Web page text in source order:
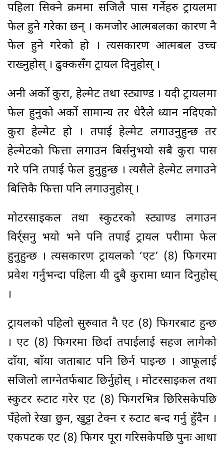
पहिला सिक्ने क्रममा सजिलै पास गर्नेहरु ट्रायलमा
फेल हुने गरेका छन् । कमजोर आत्मबलका कारण नै
फेल हुने गरेको हो । त्यसकारण आत्मबल उच्च
राख्नुहोस् । ढुक्कसँग ट्रायल दिनुहोस् ।
अनी अर्को कुरा, हेल्मेट तथा स्ट्याण्ड । यदी ट्रायलमा
फेल हुनुको अर्को सामान्य तर धेरैले ध्यान नदिएको
कुरा हेल्मेट हो । तपाई हेल्मेट लगाउनुहुन्छ तर
हेल्मेटको फित्ता लगाउन बिर्सनुभयो सबै कुरा पास
गरे पनि तपाई फेल हुनुहुन्छ । त्यसैले हेल्मेट लगाउने
बित्तिकै फित्ता पनि लगाउनुहोस् ।
मोटरसाइकल तथा स्कुटरको स्ट्याण्ड लगाउन
विर्र्सनु भयो भने पनि तपाई ट्रायल परीक्षामा फेल
हुनुहुन्छ । त्यसकारण ट्रायलको ‘एट’ (8) फिगरमा
प्रवेश गर्नुभन्दा पहिला यी दुबै कुरामा ध्यान दिनुहोस्
।
ट्रायलको पहिलो सुरुवात नै एट (8) फिगरबाट हुन्छ
। एट (8) फिगरमा छिर्दा तपाईलाई सहज लागेको
दाँया, बाँया जताबाट पनि छिर्न पाइन्छ । आफूलाई
सजिलो लाग्नेतर्फबाट छिर्नुहोस् । मोटरसाइकल तथा
स्कुटर स्र्टाट गरेर एट (8) फिगरभित्र छिरिसकेपछि
पँहेलो रेखा छुन, खुट्टा टेक्न र स्र्टाट बन्द गर्नु हुँदैन ।
एकपटक एट (8) फिगर पूरा गरिसकेपछि पुनः आधा